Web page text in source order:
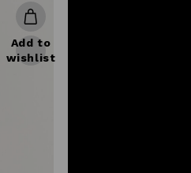
Add to
wishlist